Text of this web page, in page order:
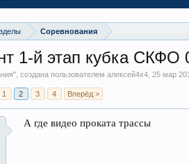
Соревнования
1-й этап кубка СКФО
", создана пользователем алексей4х4, 25 мар
1 2 3 4 Вперёд >
А где видео проката трассы